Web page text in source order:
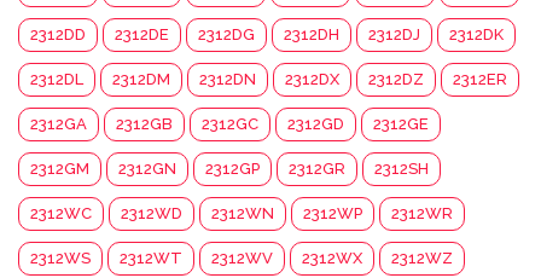
2312DD 2312DE 2312DG 2312DH 2312DJ 2312DK
2312DL 2312DM 2312DN 2312DX 2312DZ 2312ER
2312GA 2312GB 2312GC 2312GD 2312GE
2312GM 2312GN 2312GP 2312GR 2312SH
2312WC 2312WD 2312WN 2312WP 2312WR
2312WS 2312WT 2312WV 2312WX 2312WZ